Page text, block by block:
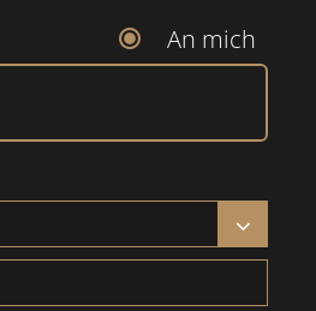
An mich